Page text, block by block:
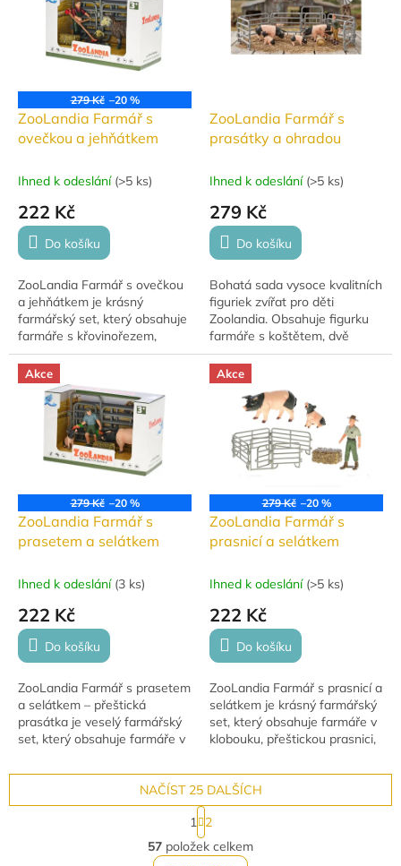
279 Kč –20 %
ZooLandia Farmář s
ovečkou a jehňátkem
Ihned k odeslání (>5 ks)
222 Kč
Do košíku
ZooLandia Farmář s ovečkou
a jehňátkem je krásný
farmářský set, který obsahuje
farmáře s křovinořezem,
ovečku, jehňátko, žok se
slámou a ohradník. Díky
detailnímu zpracování je...
ZooLandia Farmář s
prasátky a ohradou
Ihned k odeslání (>5 ks)
279 Kč
Do košíku
Bohatá sada vysoce kvalitních
figuriek zvířat pro děti
Zoolandia. Obsahuje figurku
farmáře s koštětem, dvě
dospělá prasata domácí, dvě
selata, šedou ohradu a balík
slámy....
Akce
279 Kč –20 %
ZooLandia Farmář s
prasetem a selátkem
Ihned k odeslání (3 ks)
222 Kč
Do košíku
ZooLandia Farmář s prasetem
a selátkem – přeštická
prasátka je veselý farmářský
set, který obsahuje farmáře v
prase, selátko, žok sena a
Akce
279 Kč –20 %
ZooLandia Farmář s
prasnicí a selátkem
Ihned k odeslání (>5 ks)
222 Kč
Do košíku
ZooLandia Farmář s prasnicí a
selátkem je krásný farmářský
set, který obsahuje farmáře v
klobouku, přeštickou prasnici,
detailnímu zpracování je...
O
v
NAČÍST 25 DALŠÍCH
S
t
r
á
1
2
57 položek celkem